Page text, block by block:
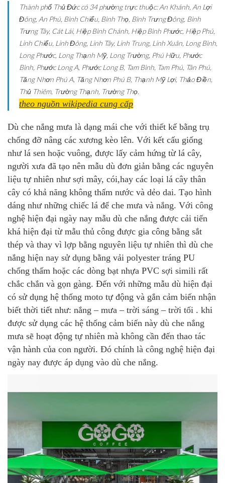
Thành phố Thủ Đức có 34 phường trực thuộc: An Khánh, An Lợi
Đông, An Phú, Bình Chiểu, Bình Thọ, Bình Trưng Đông, Bình
Trưng Tây, Cát Lái, Hiệp Bình Chánh, Hiệp Bình Phước, Hiệp Phú,
Linh Chiểu, Linh Đông, Linh Tây, Linh Trung, Linh Xuân, Long Bình,
Long Phước, Long Thạnh Mỹ, Long Trường, Phú Hữu, Phước
Bình, Phước Long A, Phước Long B, Tam Bình, Tam Phú, Tân Phú,
Tăng Nhơn Phú A, Tăng Nhơn Phú B, Thạnh Mỹ Lợi, Thảo Điền,
Thủ Thiêm, Trường Thạnh, Trường Thọ.
theo nguồn wikipedia cung cấp
Dù che nắng mưa là dạng mái che với thiết kế bằng trụ
chống đỡ nâng các xương kèo lên. Với kết cấu giống
như lá sen hoặc vuông, được lấy cảm hứng từ lá cây,
người xưa đã tạo nên mẫu dù đơn giản bằng các nguyên
liệu tự nhiên như sợi mây, cói,hay các loại lá cây thân
cây có khả năng không thấm nước và dẻo dai. Tạo hình
dáng như những chiếc lá để che mưa và nắng. Với công
nghệ hiện đại ngày nay mẫu dù che nắng được cải tiến
khá hiện đại từ mẫu thủ công được gia công bằng sắt
thép và thay vì lợp bằng nguyên liệu tự nhiên thì dù che
nắng hiện nay sử dụng bằng vải polyester tráng PU
chống thấm hoặc các dòng bạt nhựa PVC sợi simili rất
chắc chắn và gọn gàng. Đến với những mẫu dù hiện đại
có sử dụng hệ thống moto tự động và gắn cảm biến nhận
biết thời tiết như: nắng – mưa – trời sáng – trời tối . khi
được sử dụng các hệ thống cảm biến này dù che nắng
mưa sẽ hoạt động tự nhiên mà không cần đến thao tác
vận hành của con người. Đó chính là công nghệ hiện đại
ngày nay được áp dụng vào dù che nắng.